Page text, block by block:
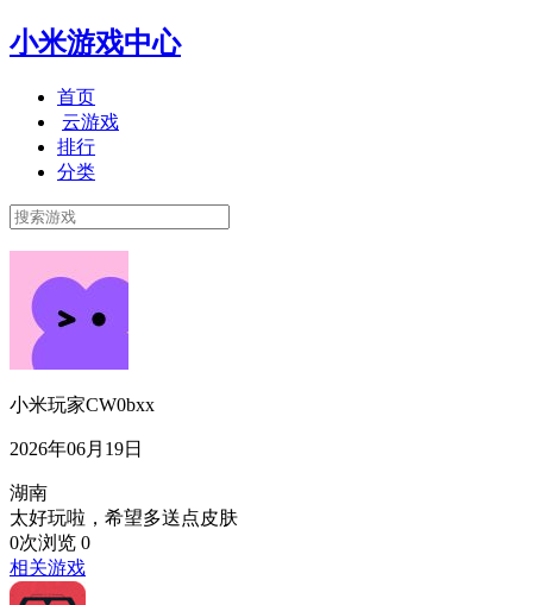
小米游戏中心
首页
云游戏
排行
分类
小米玩家CW0bxx
2026年06月19日
湖南
太好玩啦，希望多送点皮肤
0次浏览 0
相关游戏